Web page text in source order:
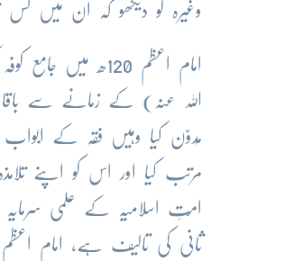
وغیرہ کو دیکھو کہ ان میں
امام اعظم 120ھ
اللہ عنہ) کے زمانے سے
مُدوّن کیا وہیں فقہ کے ابواب
مرتب کیا اور اس کو اپنے
امّتِ اسلامیہ کے علمی
ثانی کی تالیف ہے، امام